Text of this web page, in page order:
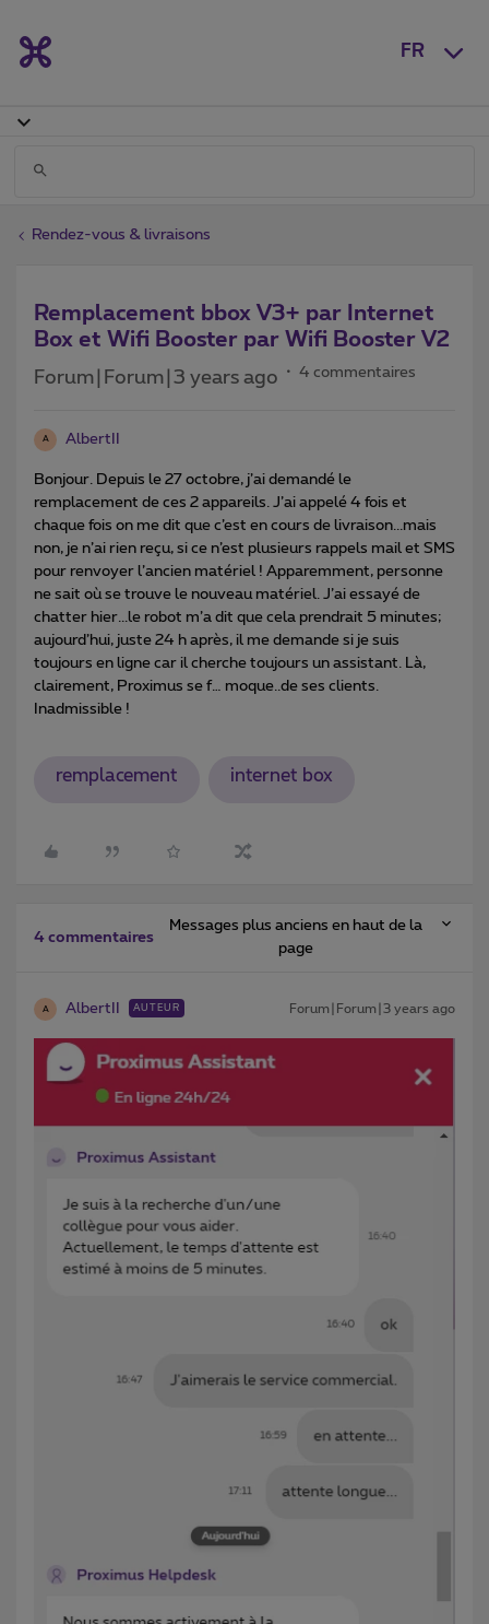
FR
Rendez-vous & livraisons
Remplacement bbox V3+ par Internet
Box et Wifi Booster par Wifi Booster V2
Forum|Forum|3 years ago 4 commentaires
A AlbertII
Bonjour. Depuis le 27 octobre, j’ai demandé le
remplacement de ces 2 appareils. J’ai appelé 4 fois et
chaque fois on me dit que c’est en cours de livraison...mais
non, je n’ai rien reçu, si ce n’est plusieurs rappels mail et SMS
pour renvoyer l’ancien matériel ! Apparemment, personne
ne sait où se trouve le nouveau matériel. J’ai essayé de
chatter hier...le robot m’a dit que cela prendrait 5 minutes;
aujourd’hui, juste 24 h après, il me demande si je suis
toujours en ligne car il cherche toujours un assistant. Là,
clairement, Proximus se f… moque..de ses clients.
Inadmissible !
remplacement internet box
4 commentaires
Messages plus anciens en haut de la
page
A AlbertII AUTEUR Forum|Forum|3 years ago